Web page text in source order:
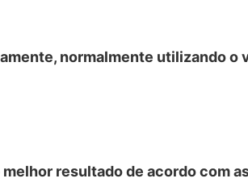
normalmente utilizando o
resultado de acordo com